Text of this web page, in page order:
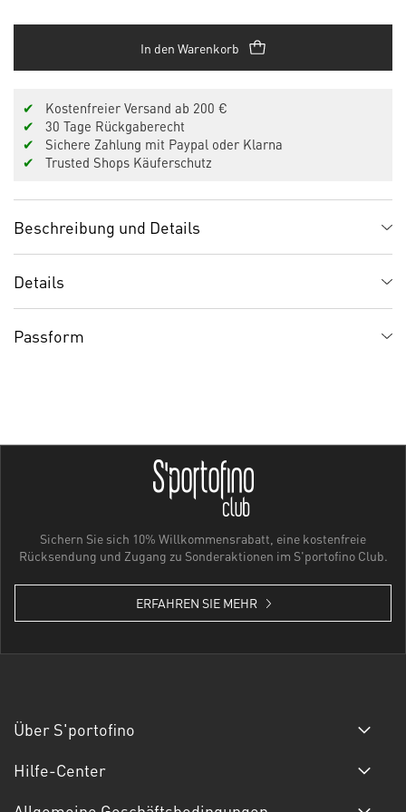
In den Warenkorb
✔
Kostenfreier Versand ab 200 €
✔
30 Tage Rückgaberecht
✔
Sichere Zahlung mit Paypal oder Klarna
✔
Trusted Shops Käuferschutz
Beschreibung und Details
Details
Passform
Sichern Sie sich 10% Willkommensrabatt, eine kostenfreie
Rücksendung und Zugang zu Sonderaktionen im S'portofino Club.
ERFAHREN SIE MEHR
Über S'portofino
Hilfe-Center